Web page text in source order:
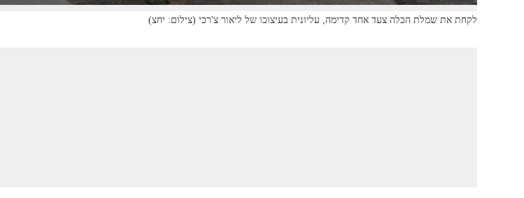
לקחת את שמלת הכלה צעד אחד קדימה, עליונית בעיצובו של ליאור צ'רכי (צילום: יחצ)